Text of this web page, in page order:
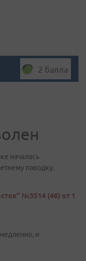
2 балла
началась
паводку.
№3514 (46) от 1
и